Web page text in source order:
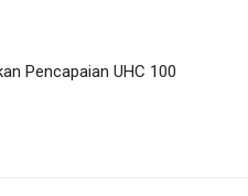
Pencapaian UHC 100